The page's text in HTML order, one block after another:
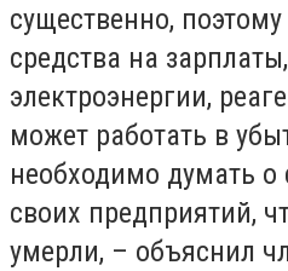
существенно,
средства на
электроэнергии,
может работать в
необходимо думать о
своих предприятий,
умерли, – объяснил